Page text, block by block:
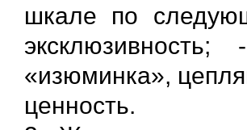
шкале по
«изюминка»,
ценность.